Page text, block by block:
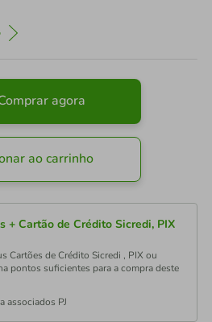
agora
ao carrinho
+ Cartão de Crédito Sicredi, PIX
Cartões de Crédito Sicredi , PIX ou
pontos suficientes para a compra deste
associados PJ